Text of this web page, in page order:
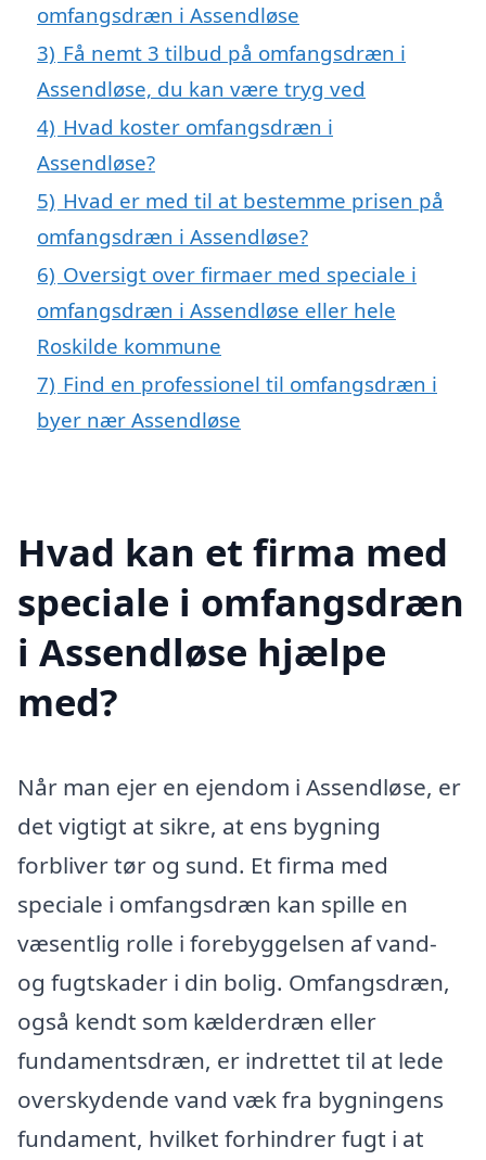
omfangsdræn i Assendløse
3) Få nemt 3 tilbud på omfangsdræn i
Assendløse, du kan være tryg ved
4) Hvad koster omfangsdræn i
Assendløse?
5) Hvad er med til at bestemme prisen på
omfangsdræn i Assendløse?
6) Oversigt over firmaer med speciale i
omfangsdræn i Assendløse eller hele
Roskilde kommune
7) Find en professionel til omfangsdræn i
byer nær Assendløse
Hvad kan et firma med
speciale i omfangsdræn
i Assendløse hjælpe
med?
Når man ejer en ejendom i Assendløse, er
det vigtigt at sikre, at ens bygning
forbliver tør og sund. Et firma med
speciale i omfangsdræn kan spille en
væsentlig rolle i forebyggelsen af vand-
og fugtskader i din bolig. Omfangsdræn,
også kendt som kælderdræn eller
fundamentsdræn, er indrettet til at lede
overskydende vand væk fra bygningens
fundament, hvilket forhindrer fugt i at